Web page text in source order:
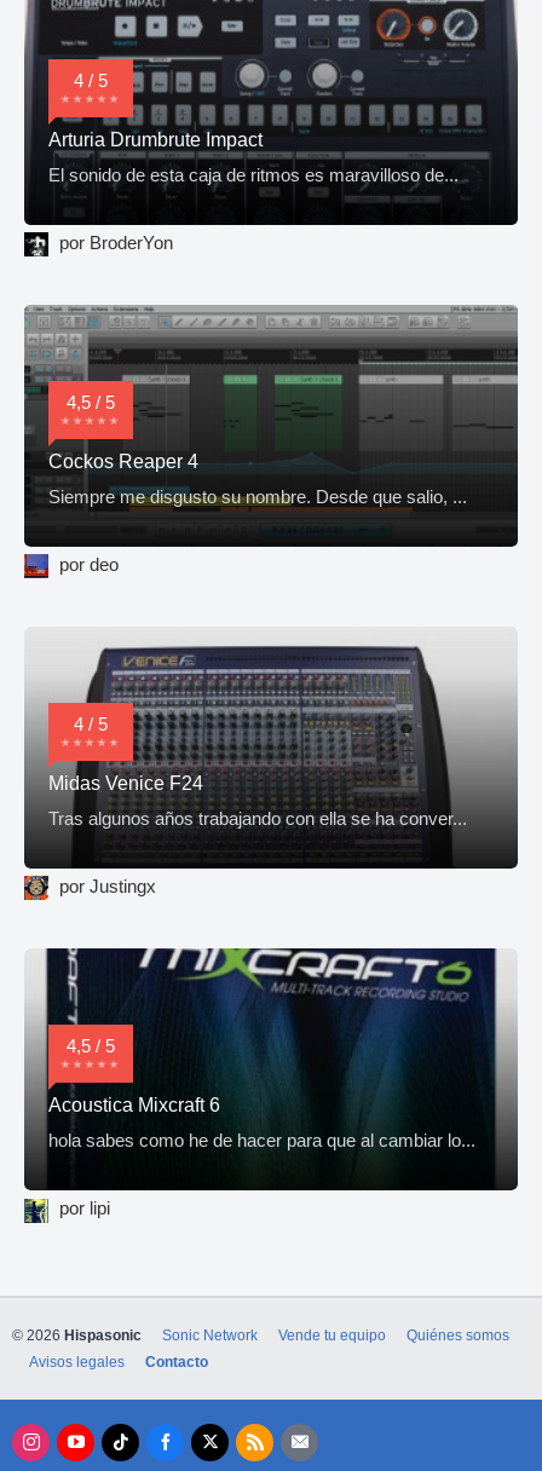
4 / 5
Arturia Drumbrute Impact
El sonido de esta caja de ritmos es maravilloso de...
por BroderYon
4,5 / 5
Cockos Reaper 4
Siempre me disgusto su nombre. Desde que salio, ...
por deo
4 / 5
Midas Venice F24
Tras algunos años trabajando con ella se ha conver...
por Justingx
4,5 / 5
Acoustica Mixcraft 6
hola sabes como he de hacer para que al cambiar lo...
por lipi
© 2026 Hispasonic Sonic Network Vende tu equipo
Quiénes somos
Avisos legales
Contacto